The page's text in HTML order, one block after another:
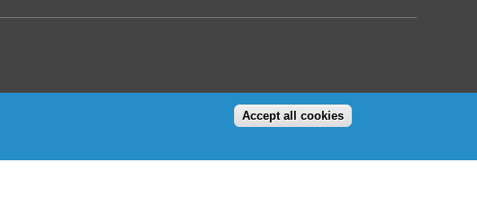
Accept all cookies